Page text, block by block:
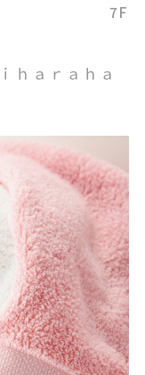
7F
ａｒａｈａ